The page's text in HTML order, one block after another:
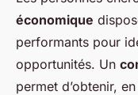
économique
performants pour
opportunités. Un
permet d’obtenir,